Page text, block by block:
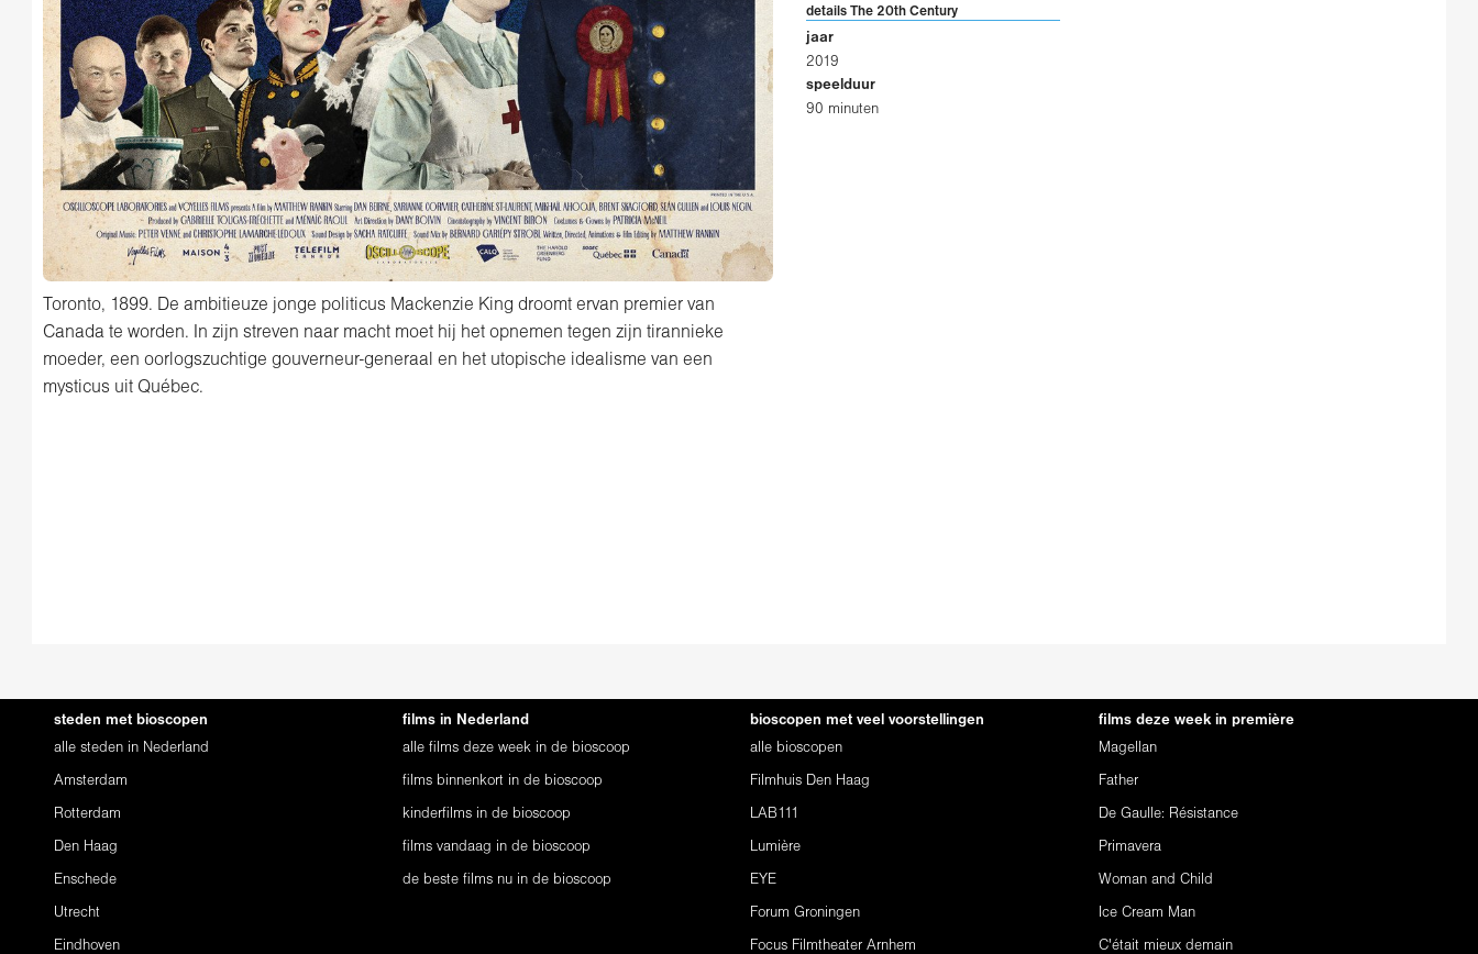
Toronto, 1899. De ambitieuze jonge politicus Mackenzie King droomt ervan premier van
Canada te worden. In zijn streven naar macht moet hij het opnemen tegen zijn tirannieke
moeder, een oorlogszuchtige gouverneur-generaal en het utopische idealisme van een
mysticus uit Québec.
details The 20th Century
jaar
2019
speelduur
90 minuten
steden met bioscopen
alle steden in Nederland
Amsterdam
Rotterdam
Den Haag
Enschede
Utrecht
Eindhoven
films in Nederland
alle films deze week in de bioscoop
films binnenkort in de bioscoop
kinderfilms in de bioscoop
films vandaag in de bioscoop
de beste films nu in de bioscoop
bioscopen met veel voorstellingen
alle bioscopen
Filmhuis Den Haag
LAB111
Lumière
EYE
Forum Groningen
Focus Filmtheater Arnhem
films deze week in première
Magellan
Father
De Gaulle: Résistance
Primavera
Woman and Child
Ice Cream Man
C'était mieux demain